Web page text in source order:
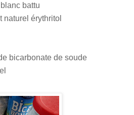
battu
naturel érythritol
bicarbonate de soude